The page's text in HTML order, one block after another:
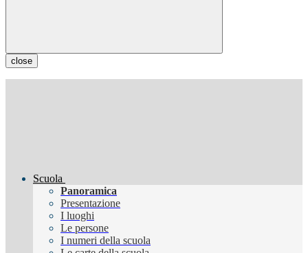
close
Scuola
Panoramica
Presentazione
I luoghi
Le persone
I numeri della scuola